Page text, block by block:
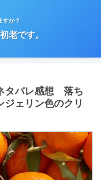
すか？
老です。
タバレ感想 落ち
ェリン色のクリ